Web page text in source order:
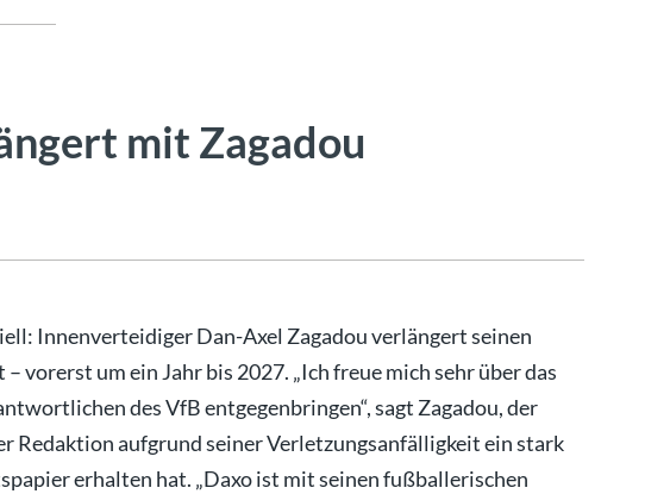
mit Zagadou
Innenverteidiger Dan-Axel Zagadou verlängert seinen
vorerst um ein Jahr bis 2027. „Ich freue mich sehr über das
des VfB entgegenbringen“, sagt Zagadou, der
Redaktion aufgrund seiner Verletzungsanfälligkeit ein stark
erhalten hat. „Daxo ist mit seinen fußballerischen